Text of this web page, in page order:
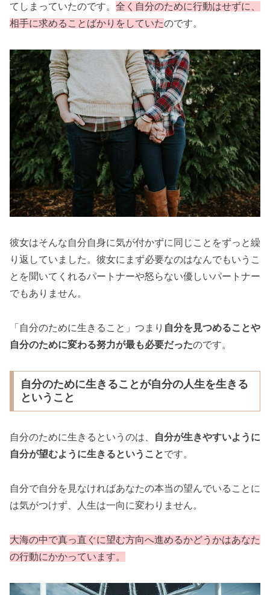
てしまっていたのです。 全く自分のために行動はせずに、
相手に求めることばかりをしていたのです。
彼女はそんな自分自身に気が付かずに同じことをずっと繰
り返していました。彼女にまず必要なのはなんでもいうこ
とを聞いてくれるパートナーや怒らない優しいパートナー
でもありません。
「自分のために生きること」つまり 自分を見つめることや
自分のために変わる努力が最も必要だったのです。
自分のために生きることが自分の人生を生きる
ということ
自分のために生きるというのは、
自分が生きやすいように
自分が望むように生きるということです。
自分で自分を見なければあなたの本当の望んでいることに
は気がつけず、人生は一向に変わりません。
大海の中で真っ直ぐに望む方向へ進めるかどうかはあなた
の行動にかかっています。